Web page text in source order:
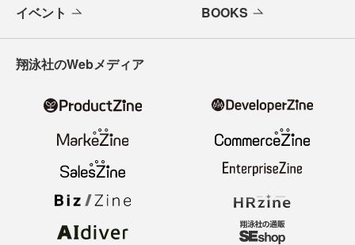
イベント BOOKS
翔泳社のWebメディア